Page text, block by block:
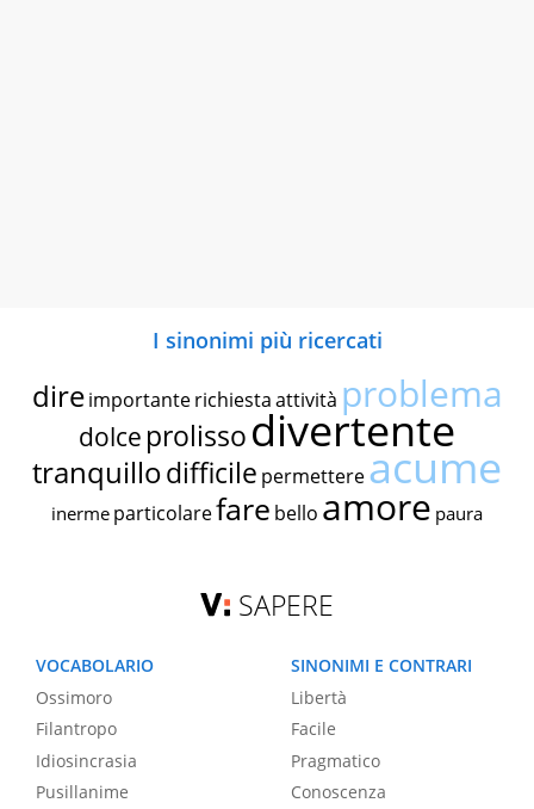
I sinonimi più ricercati
dire importante richiestaattività problema
dolce prolissodivertente
tranquillodifficile permettereacume
inerme particolarefare bello amore paura
SAPERE
VOCABOLARIO
Ossimoro
Filantropo
Idiosincrasia
Pusillanime
SINONIMI E CONTRARI
Libertà
Facile
Pragmatico
Conoscenza